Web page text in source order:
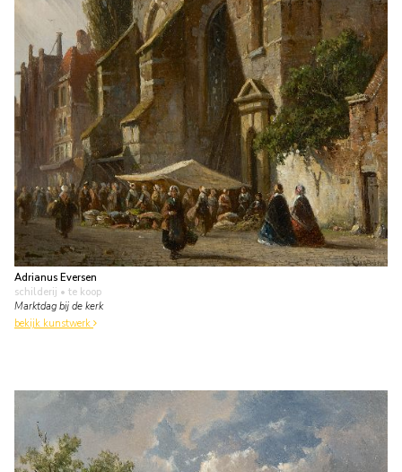
Adrianus Eversen
schilderij • te koop
Marktdag bij de kerk
bekijk kunstwerk